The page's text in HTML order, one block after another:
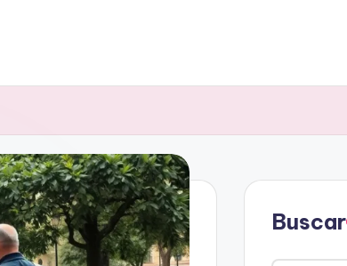
Buscar